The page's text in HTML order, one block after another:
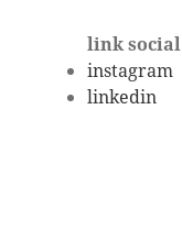
link social
instagram
linkedin